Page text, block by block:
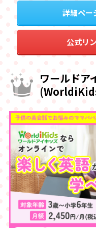
詳細ペー
公式リ
ワールドア